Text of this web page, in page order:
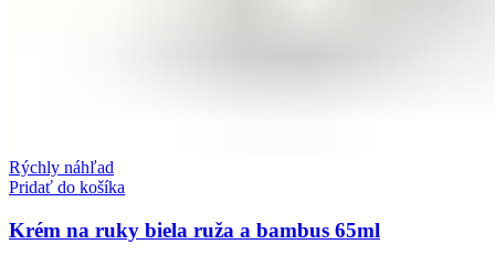
Rýchly náhľad
Pridať do košíka
Krém na ruky biela ruža a bambus 65ml